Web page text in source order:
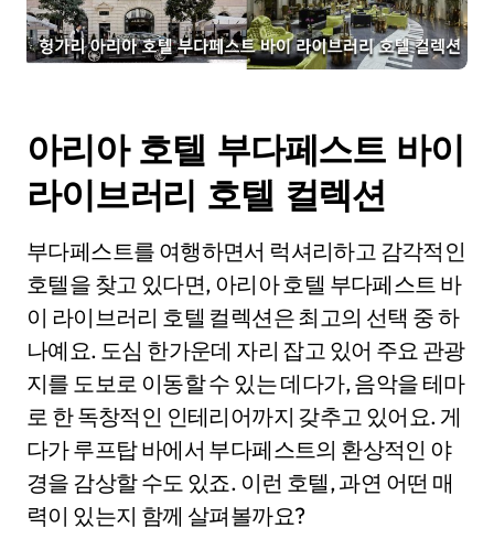
아리아 호텔 부다페스트 바이
라이브러리 호텔 컬렉션
부다페스트를 여행하면서 럭셔리하고 감각적인
호텔을 찾고 있다면, 아리아 호텔 부다페스트 바
이 라이브러리 호텔 컬렉션은 최고의 선택 중 하
나예요. 도심 한가운데 자리 잡고 있어 주요 관광
지를 도보로 이동할 수 있는 데다가, 음악을 테마
로 한 독창적인 인테리어까지 갖추고 있어요. 게
다가 루프탑 바에서 부다페스트의 환상적인 야
경을 감상할 수도 있죠. 이런 호텔, 과연 어떤 매
력이 있는지 함께 살펴볼까요?